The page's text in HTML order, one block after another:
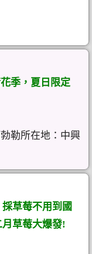
季，夏日限定
勒所在地：中興
草莓不用到國
草莓大爆發!